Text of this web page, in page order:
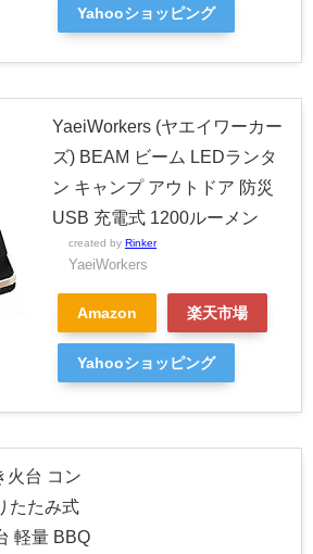
Yahooショッピング
YaeiWorkers (ヤエイワーカー
ズ) BEAM ビーム LEDランタ
ン キャンプ アウトドア 防災
USB 充電式 1200ルーメン
created by Rinker
YaeiWorkers
Amazon 楽天市場
Yahooショッピング
火台 コン
たたみ式
軽量 BBQ